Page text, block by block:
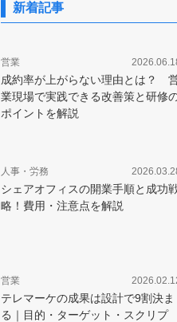
新着記事
営業
成約率が上がらない理由とは？
業現場で実践できる改善策と研修
ポイントを解説
人事・労務
シェアオフィスの開業手順と成功
略！費用・注意点を解説
営業
テレマーケの成果は設計で9割決ま
る｜目的・ターゲット・スクリプ